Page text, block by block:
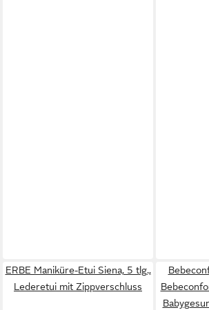
ERBE Maniküre-Etui Siena, 5 tlg.,
Lederetui mit Zippverschluss